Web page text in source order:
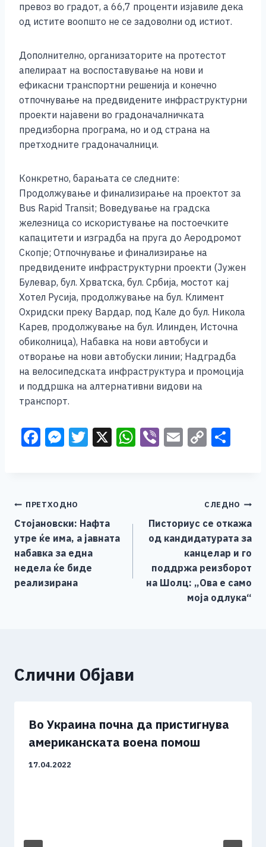
превоз во градот, а 66,7 проценти изјавиле дека
од истите воопшто не се задоволни од истиот.
Дополнително, организаторите на протестот
апелираат на воспоставување на нови и
ефикасни транспортни решенија и конечно
отпочнување на предвидените инфраструктурни
проекти најавени во градоначалничката
предизборна програма, но и од страна на
претходните градоначалници.
Конкретно, барањата се следните:
Продолжување и финализирање на проектот за
Bus Rapid Transit; Воведување на градска
железница со искористување на постоечките
капацитети и изградба на пруга до Аеродромот
Скопје; Отпочнување и финализирање на
предвидените инфраструктурни проекти (Јужен
Булевар, бул. Хрватска, бул. Србија, мостот кај
Хотел Русија, продолжување на бул. Климент
Охридски преку Вардар, под Кале до бул. Никола
Карев, продолжување на бул. Илинден, Источна
обиколница), Набавка на нови автобуси и
отворање на нови автобуски линии; Надградба
на велосипедската инфраструктура и промоција
и поддршка на алтернативни видови на
транспорт.
F
b
o
o
k
M
n
g
er
T X W Vi E C
Li
n
k
Навигација
на
напис
ПРЕТХОДНО
Стојановски: Нафта
утре ќе има, а јавната
набавка за една
недела ќе биде
реализирана
СЛЕДНО
Писториус се откажа
од кандидатурата за
канцелар и го
поддржа реизборот
на Шолц: „Ова е само
моја одлука“
Слични Објави
Во Украина почна да пристигнува
американската воена помош
17.04.2022